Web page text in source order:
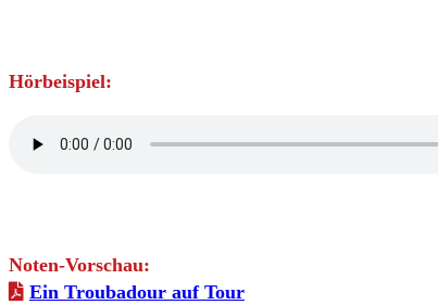
Hörbeispiel:
Noten-Vorschau:
Ein Troubadour auf Tour